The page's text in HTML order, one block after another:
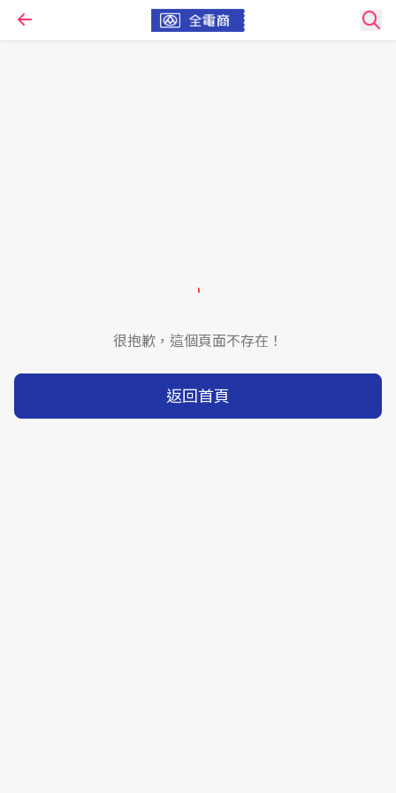
很抱歉，這個頁面不存在！
返回首頁